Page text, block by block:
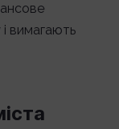
вимагають